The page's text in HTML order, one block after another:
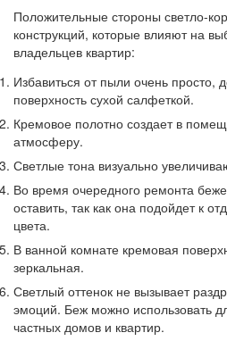
Положительные стороны светло-
конструкций, которые влияют на
владельцев квартир:
Избавиться от пыли очень просто,
поверхность сухой салфеткой.
Кремовое полотно создает в
атмосферу.
Светлые тона визуально
Во время очередного ремонта
оставить, так как она подойдет к
цвета.
В ванной комнате кремовая
зеркальная.
Светлый оттенок не вызывает
эмоций. Беж можно использовать
частных домов и квартир.